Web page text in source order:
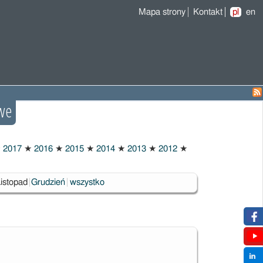
Mapa strony Kontakt pl en
2017 ★ 2016 ★ 2015 ★ 2014 ★ 2013 ★ 2012 ★
Grudzień wszystko